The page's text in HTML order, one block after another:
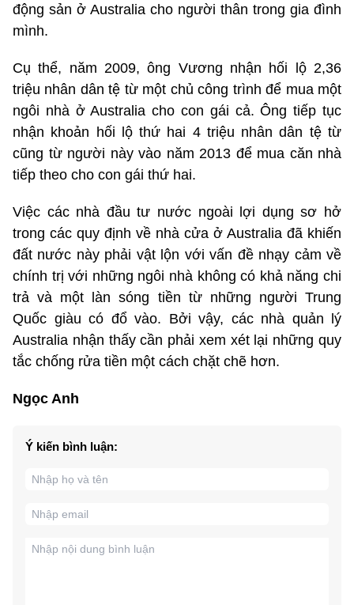
động sản ở Australia cho người thân trong gia đình
mình.
Cụ thể, năm 2009, ông Vương nhận hối lộ 2,36
triệu nhân dân tệ từ một chủ công trình để mua một
ngôi nhà ở Australia cho con gái cả. Ông tiếp tục
nhận khoản hối lộ thứ hai 4 triệu nhân dân tệ từ
cũng từ người này vào năm 2013 để mua căn nhà
tiếp theo cho con gái thứ hai.
Việc các nhà đầu tư nước ngoài lợi dụng sơ hở
trong các quy định về nhà cửa ở Australia đã khiến
đất nước này phải vật lộn với vấn đề nhạy cảm về
chính trị với những ngôi nhà không có khả năng chi
trả và một làn sóng tiền từ những người Trung
Quốc giàu có đổ vào. Bởi vậy, các nhà quản lý
Australia nhận thấy cần phải xem xét lại những quy
tắc chống rửa tiền một cách chặt chẽ hơn.
Ngọc Anh
Ý kiến bình luận: